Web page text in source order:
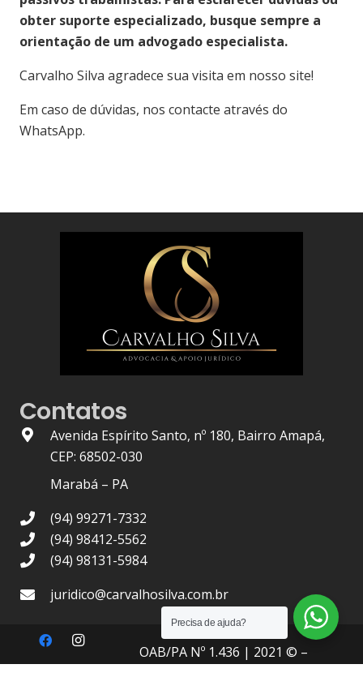
obter suporte especializado, busque sempre a
orientação de um advogado especialista.
Carvalho Silva agradece sua visita em nosso site!
Em caso de dúvidas, nos contacte através do
WhatsApp.
Contatos
Avenida Espírito Santo, nº 180, Bairro Amapá,
CEP: 68502-030
Marabá – PA
(94) 99271-7332
(94) 98412-5562
(94) 98131-5984
juridico@carvalhosilva.com.br
OAB/PA Nº 1.436 | 2021 © –
Precisa de ajuda?